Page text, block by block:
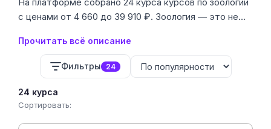
с ценами от 4 660 до 39 910 ₽. Зоология — это не
их анатомии, физиологии и поведения в
естественной среде.
Прочитать всё описание
Фильтры 24
24 курса
Сортировать: